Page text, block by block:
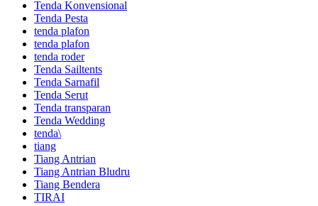
Tenda Konvensional
Tenda Pesta
tenda plafon
tenda plafon
tenda roder
Tenda Sailtents
Tenda Sarnafil
Tenda Serut
Tenda transparan
Tenda Wedding
tenda\
tiang
Tiang Antrian
Tiang Antrian Bludru
Tiang Bendera
TIRAI